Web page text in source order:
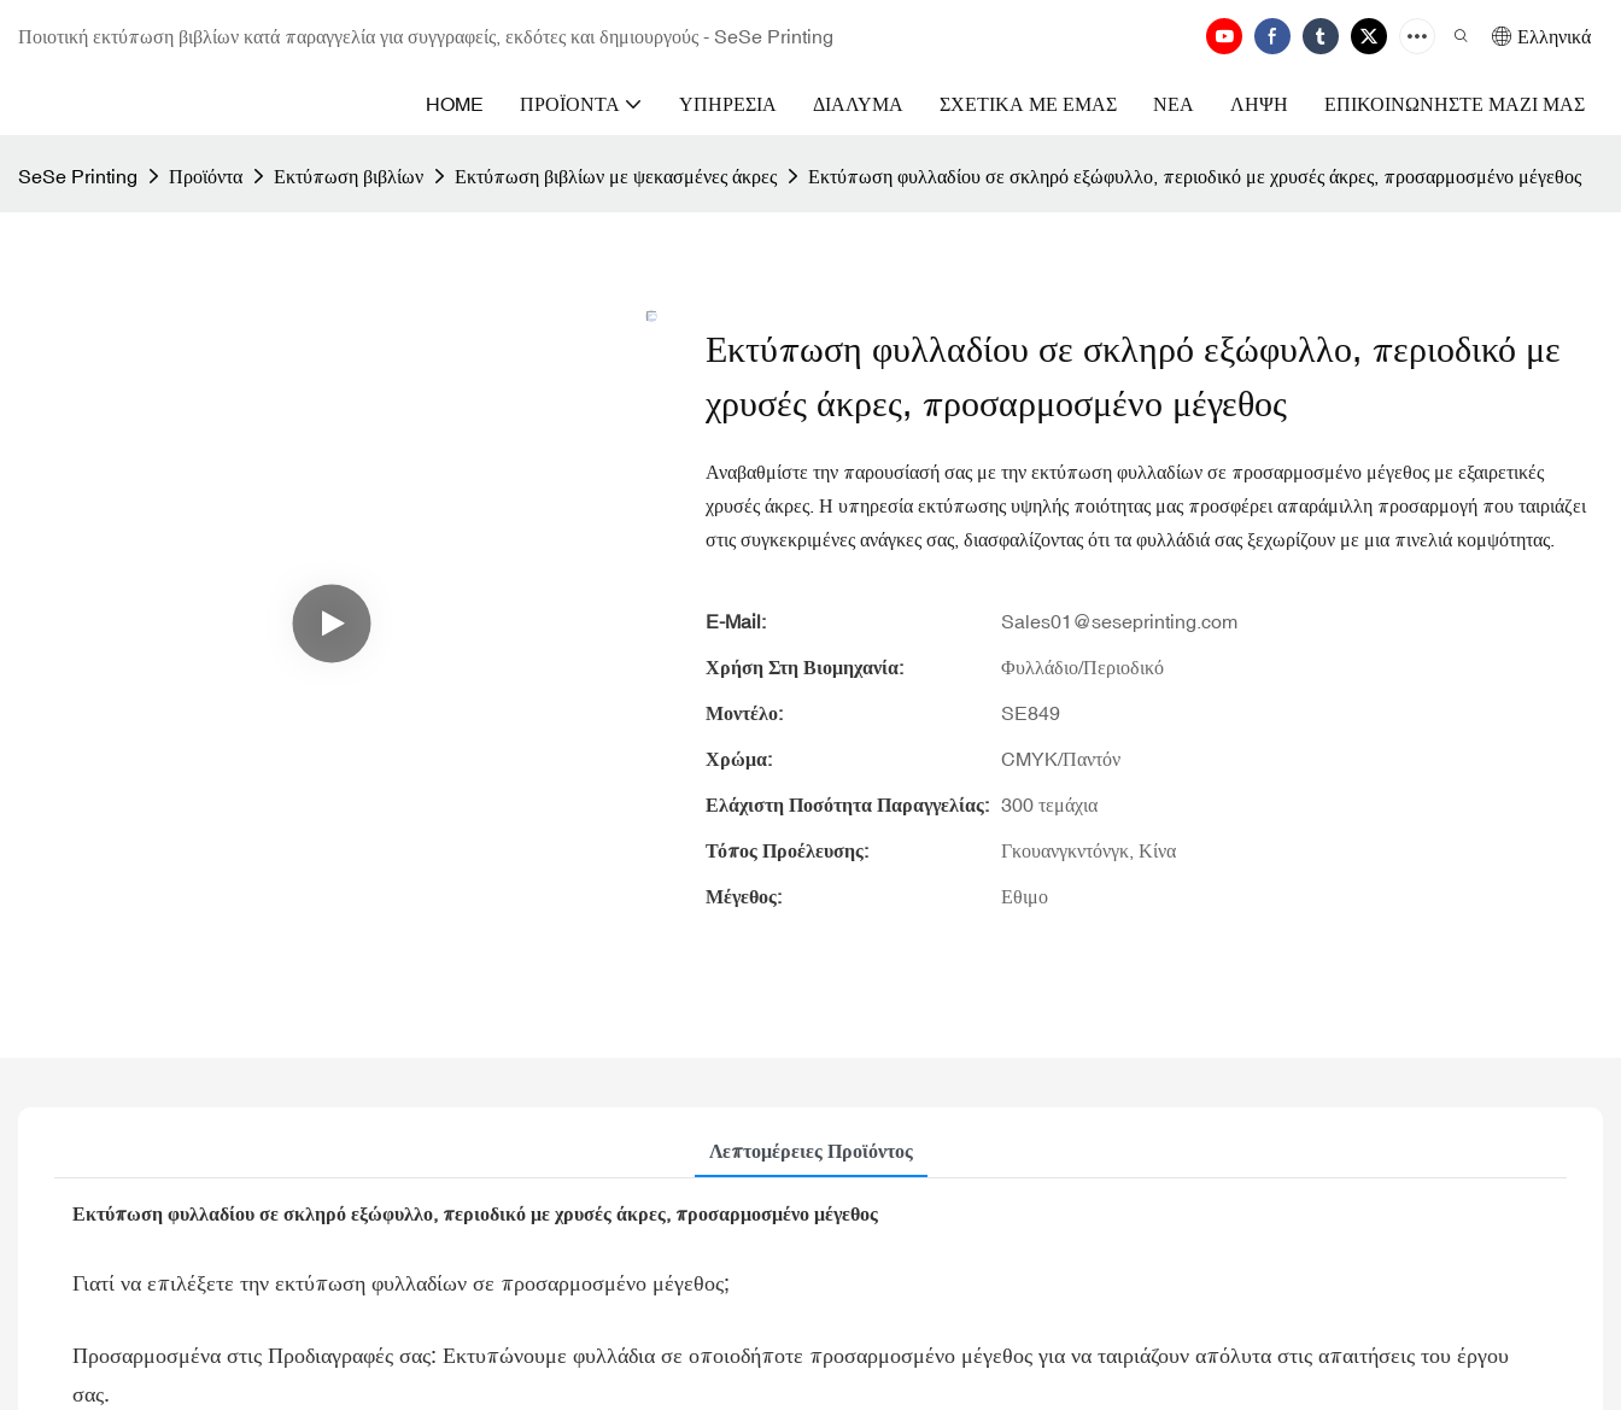
Ποιοτική εκτύπωση βιβλίων κατά παραγγελία για συγγραφείς, εκδότες και δημιουργούς - SeSe Printing Ελληνικά
HOME ΠΡΟΪΌΝΤΑ ΥΠΗΡΕΣΊΑ ΔΙΆΛΥΜΑ ΣΧΕΤΙΚΆ ΜΕ ΕΜΆΣ ΝΈΑ ΛΉΨΗ ΕΠΙΚΟΙΝΩΝΉΣΤΕ ΜΑΖΊ ΜΑΣ
SeSe Printing Προϊόντα Εκτύπωση βιβλίων Εκτύπωση βιβλίων με ψεκασμένες άκρες Εκτύπωση φυλλαδίου σε σκληρό εξώφυλλο, περιοδικό με χρυσές άκρες, προσαρμοσμένο μέγεθος
Εκτύπωση φυλλαδίου σε σκληρό εξώφυλλο, περιοδικό με
χρυσές άκρες, προσαρμοσμένο μέγεθος
Αναβαθμίστε την παρουσίασή σας με την εκτύπωση φυλλαδίων σε προσαρμοσμένο μέγεθος με εξαιρετικές
χρυσές άκρες. Η υπηρεσία εκτύπωσης υψηλής ποιότητας μας προσφέρει απαράμιλλη προσαρμογή που ταιριάζει
στις συγκεκριμένες ανάγκες σας, διασφαλίζοντας ότι τα φυλλάδιά σας ξεχωρίζουν με μια πινελιά κομψότητας.
E-Mail: Sales01@seseprinting.com
Χρήση Στη Βιομηχανία: Φυλλάδιο/Περιοδικό
Μοντέλο: SE849
Χρώμα: CMYK/Παντόν
Ελάχιστη Ποσότητα Παραγγελίας: 300 τεμάχια
Τόπος Προέλευσης: Γκουανγκντόνγκ, Κίνα
Μέγεθος: Εθιμο
Λεπτομέρειες Προϊόντος
Εκτύπωση φυλλαδίου σε σκληρό εξώφυλλο, περιοδικό με χρυσές άκρες, προσαρμοσμένο μέγεθος
Γιατί να επιλέξετε την εκτύπωση φυλλαδίων σε προσαρμοσμένο μέγεθος;
Προσαρμοσμένα στις Προδιαγραφές σας: Εκτυπώνουμε φυλλάδια σε οποιοδήποτε προσαρμοσμένο μέγεθος για να ταιριάζουν απόλυτα στις απαιτήσεις του έργου
σας.